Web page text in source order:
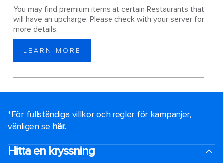
You may find premium items at certain Restaurants that
will have an upcharge. Please check with your server for
more details.
LEARN MORE
*För fullständiga villkor och regler för kampanjer,
vänligen se här..
Hitta en kryssning